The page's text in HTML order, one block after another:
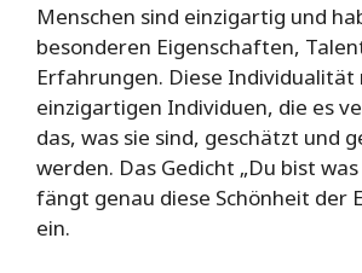
Menschen sind einzigartig und
besonderen Eigenschaften,
Erfahrungen. Diese Individualität
einzigartigen Individuen, die es
das, was sie sind, geschätzt und
werden. Das Gedicht „Du bist
fängt genau diese Schönheit der
ein.